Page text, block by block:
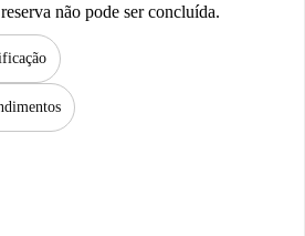
não pode ser concluída.